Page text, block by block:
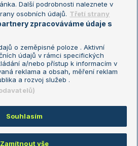
Nastavení soukromí
Reklama
Informace o zpracování osobních
údajů
Využíváme zpravodajství ČTK.
Další podrobnosti naleznete v
osobních údajů. Třetí strany
zpracováváme údaje s
o zeměpisné poloze . Aktivní
údajů v rámci specifických
a/nebo přístup k informacím v
reklama a obsah, měření reklam
a rozvoj služeb .
Souhlasím
Zamítnout vše